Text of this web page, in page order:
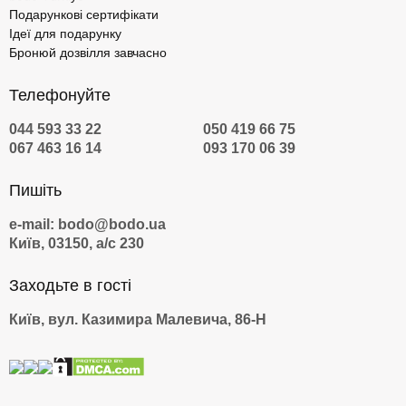
Про якість послуги можна не турбуватися — співробітники bodo
перевіряють усі враження перед публікацією на сайті. У нас ви
організатора, тому що ми не націнюємо. Фото, відеоогляд та
дівчата розповідають, наскільки їм сподобалося побувати в
салоні та дають оцінку сервісу. Враження в подарунок можна
можете, вибравши необхідний у верхній частині каталогу.
Автор:Анастасія Ручко
Подарункові сертифікати
Ідеї для подарунку
Бронюй дозвілля завчасно
Телефонуйте
044 593 33 22
050 419 66 75
067 463 16 14
093 170 06 39
Пишіть
e-mail: bodo@bodo.ua
Київ, 03150, а/с 230
Заходьте в гості
Київ, вул. Казимира Малевича, 86-Н